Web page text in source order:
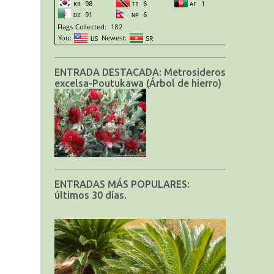
ENTRADA DESTACADA: Metrosideros
excelsa-Poutukawa (Árbol de hierro)
ENTRADAS MÁS POPULARES:
últimos 30 días.